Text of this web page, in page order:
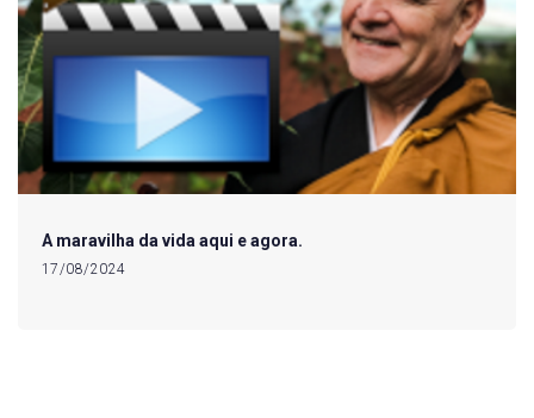
A maravilha da vida aqui e agora.
17/08/2024